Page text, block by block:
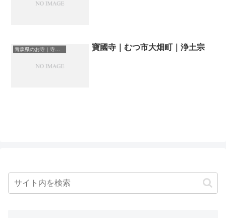
青森県のお寺｜寺院一覧 寶國寺｜むつ市大畑町｜浄土宗